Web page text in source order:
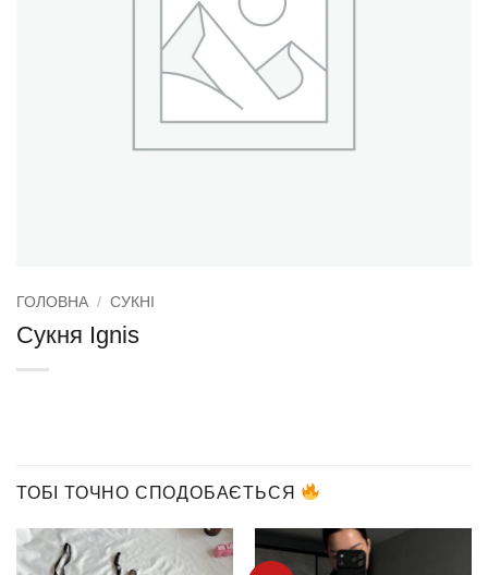
ГОЛОВНА / СУКНІ
Сукня Ignis
ТОБІ ТОЧНО СПОДОБАЄТЬСЯ